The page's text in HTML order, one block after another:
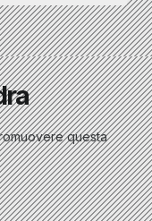
questa